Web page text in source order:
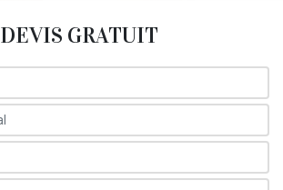
DEVIS GRATUIT